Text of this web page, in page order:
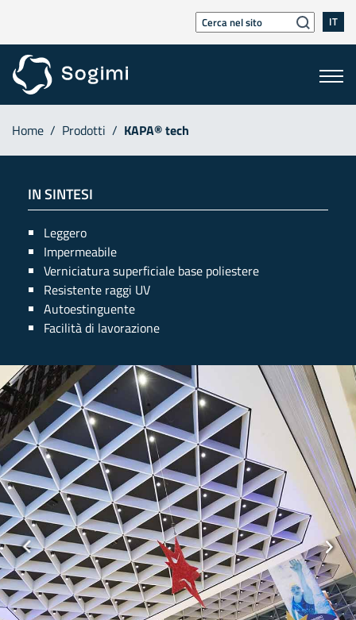
IT
Home / Prodotti / KAPA® tech
Previous Next
IN SINTESI
Leggero
Impermeabile
Verniciatura superficiale base poliestere
Resistente raggi UV
Autoestinguente
Facilità di lavorazione